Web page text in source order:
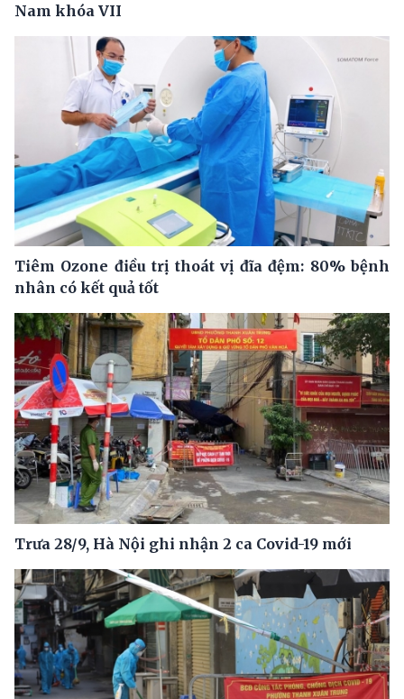
Nam khóa VII
Tiêm Ozone điều trị thoát vị đĩa đệm: 80% bệnh
nhân có kết quả tốt
Trưa 28/9, Hà Nội ghi nhận 2 ca Covid-19 mới